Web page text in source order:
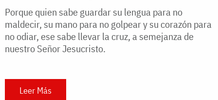
Porque quien sabe guardar su lengua para no
maldecir, su mano para no golpear y su corazón para
no odiar, ese sabe llevar la cruz, a semejanza de
nuestro Señor Jesucristo.
Leer Más